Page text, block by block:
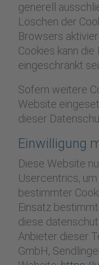
generell
Löschen der
Browsers
Cookies kann
eingeschränkt
Sofern weitere
Website
dieser
Einwilligung
Diese Website
Usercentrics,
bestimmter
Einsatz
diese
Anbieter dieser
GmbH,